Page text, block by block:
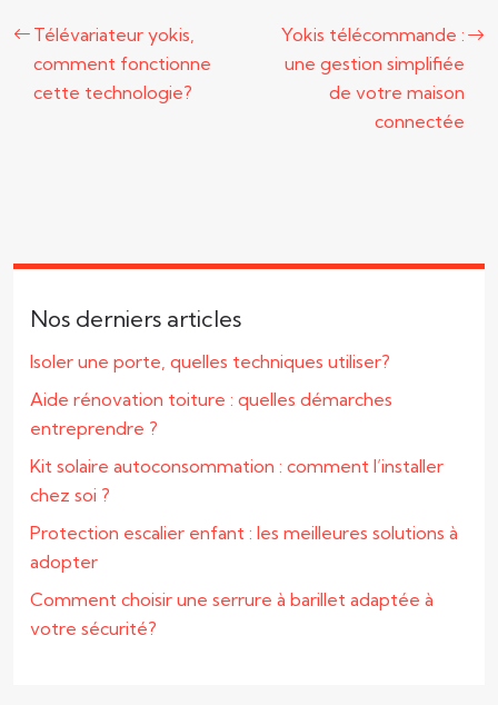
Télévariateur yokis,
comment fonctionne
cette technologie?
Yokis télécommande :
une gestion simplifiée
de votre maison
connectée
Nos derniers articles
Isoler une porte, quelles techniques utiliser?
Aide rénovation toiture : quelles démarches
entreprendre ?
Kit solaire autoconsommation : comment l’installer
chez soi ?
Protection escalier enfant : les meilleures solutions à
adopter
Comment choisir une serrure à barillet adaptée à
votre sécurité?